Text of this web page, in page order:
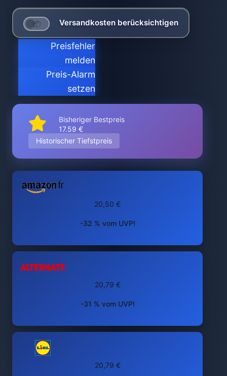
Versandkosten berücksichtigen
Preisfehler
melden
Preis-Alarm
setzen
Bisheriger Bestpreis
17.59 €
Historischer Tiefstpreis
20,50 €
-32 % vom UVP!
20,79 €
-31 % vom UVP!
20,79 €